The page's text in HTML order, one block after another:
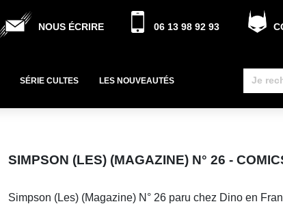
NOUS ÉCRIRE 06 13 98 92 93
SÉRIE CULTES LES NOUVEAUTÉS
SIMPSON (LES) (MAGAZINE) N° 26 -
Simpson (Les) (Magazine) N° 26 paru chez Dino en